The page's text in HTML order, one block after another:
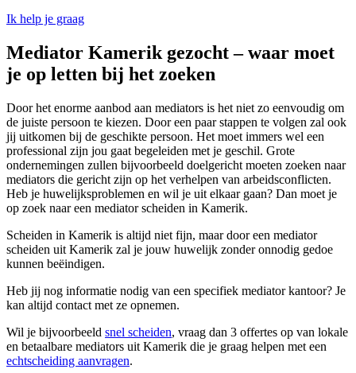
Ik help je graag
Mediator Kamerik gezocht – waar moet
je op letten bij het zoeken
Door het enorme aanbod aan mediators is het niet zo eenvoudig om
de juiste persoon te kiezen. Door een paar stappen te volgen zal ook
jij uitkomen bij de geschikte persoon. Het moet immers wel een
professional zijn jou gaat begeleiden met je geschil. Grote
ondernemingen zullen bijvoorbeeld doelgericht moeten zoeken naar
mediators die gericht zijn op het verhelpen van arbeidsconflicten.
Heb je huwelijksproblemen en wil je uit elkaar gaan? Dan moet je
op zoek naar een mediator scheiden in Kamerik.
Scheiden in Kamerik is altijd niet fijn, maar door een mediator
scheiden uit Kamerik zal je jouw huwelijk zonder onnodig gedoe
kunnen beëindigen.
Heb jij nog informatie nodig van een specifiek mediator kantoor? Je
kan altijd contact met ze opnemen.
Wil je bijvoorbeeld snel scheiden, vraag dan 3 offertes op van lokale
en betaalbare mediators uit Kamerik die je graag helpen met een
echtscheiding aanvragen.